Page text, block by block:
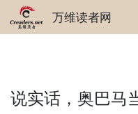
万维读者网
说实话，奥巴马